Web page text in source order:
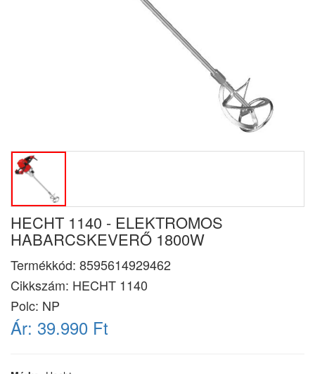
HECHT 1140 - ELEKTROMOS
HABARCSKEVERŐ 1800W
Termékkód: 8595614929462
Cikkszám: HECHT 1140
Polc: NP
Ár: 39.990 Ft